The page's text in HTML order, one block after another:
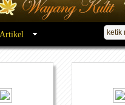
Artikel